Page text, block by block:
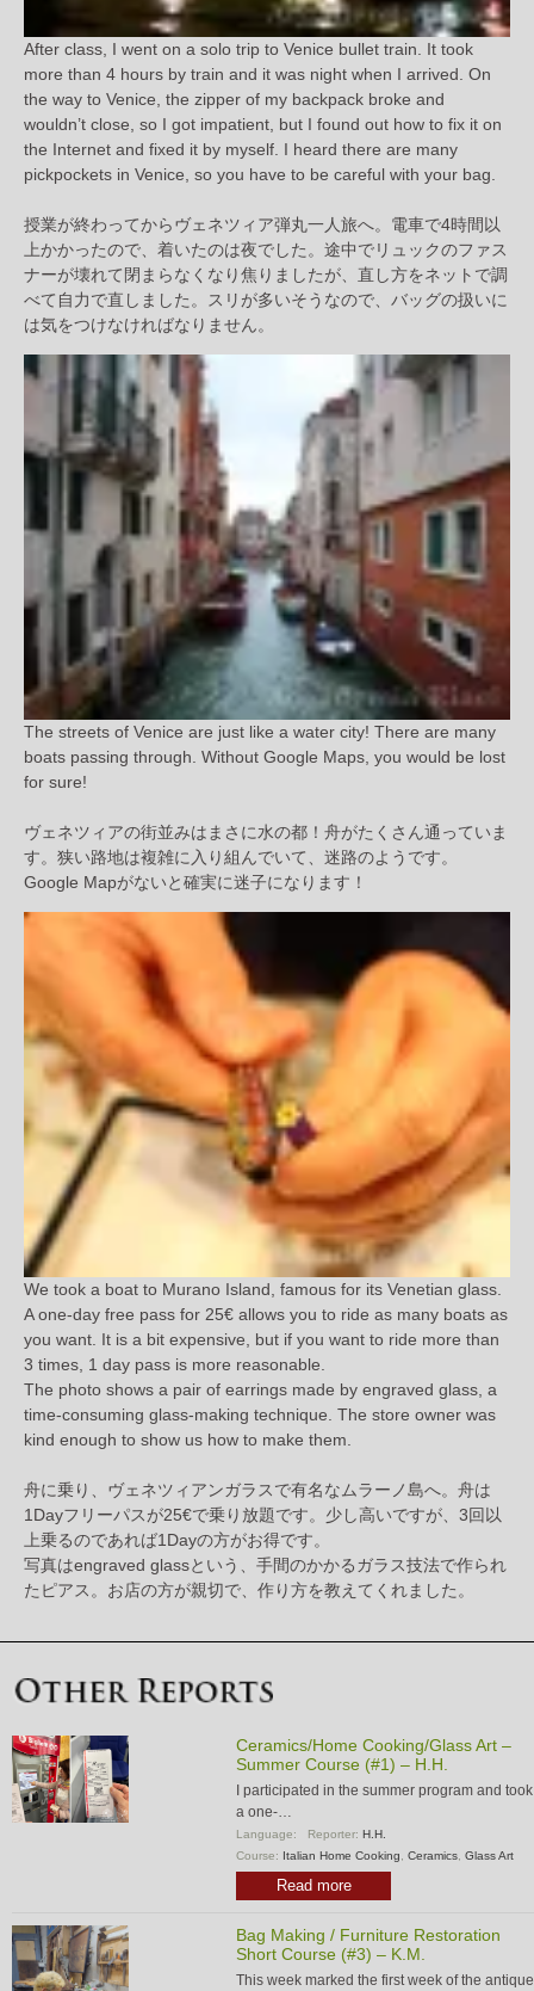
After class, I went on a solo trip to Venice bullet train. It took
more than 4 hours by train and it was night when I arrived. On
the way to Venice, the zipper of my backpack broke and
wouldn’t close, so I got impatient, but I found out how to fix it on
the Internet and fixed it by myself. I heard there are many
pickpockets in Venice, so you have to be careful with your bag.
授業が終わってからヴェネツィア弾丸一人旅へ。電車で4時間以
上かかったので、着いたのは夜でした。途中でリュックのファス
ナーが壊れて閉まらなくなり焦りましたが、直し方をネットで調
べて自力で直しました。スリが多いそうなので、バッグの扱いに
は気をつけなければなりません。
The streets of Venice are just like a water city! There are many
boats passing through. Without Google Maps, you would be lost
for sure!
ヴェネツィアの街並みはまさに水の都！舟がたくさん通っていま
す。狭い路地は複雑に入り組んでいて、迷路のようです。
Google Mapがないと確実に迷子になります！
We took a boat to Murano Island, famous for its Venetian glass.
A one-day free pass for 25€ allows you to ride as many boats as
you want. It is a bit expensive, but if you want to ride more than
3 times, 1 day pass is more reasonable.
The photo shows a pair of earrings made by engraved glass, a
time-consuming glass-making technique. The store owner was
kind enough to show us how to make them.
舟に乗り、ヴェネツィアンガラスで有名なムラーノ島へ。舟は
1Dayフリーパスが25€で乗り放題です。少し高いですが、3回以
上乗るのであれば1Dayの方がお得です。
写真はengraved glassという、手間のかかるガラス技法で作られ
たピアス。お店の方が親切で、作り方を教えてくれました。
Ceramics/Home Cooking/Glass Art –
Summer Course (#1) – H.H.
I participated in the summer program and took
a one-…
Language: Reporter: H.H.
Course: Italian Home Cooking Ceramics Glass Art
Read more
Bag Making / Furniture Restoration
Short Course (#3) – K.M.
This week marked the first week of the antique